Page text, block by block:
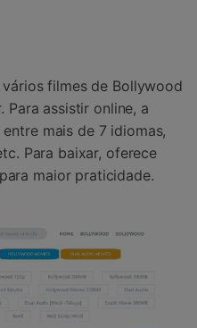
filmes de Bollywood
Para assistir online, a
mais de 7 idiomas,
Para baixar, oferece
maior praticidade.